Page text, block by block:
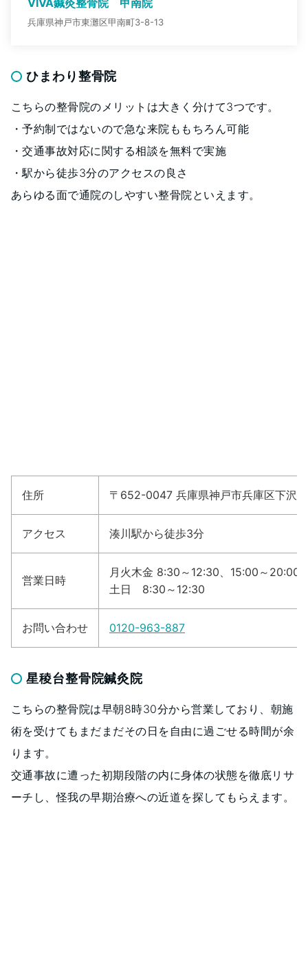
VIVA鍼灸整骨院 甲南院
兵庫県神戸市東灘区甲南町3-8-13
ひまわり整骨院
こちらの整骨院のメリットは大きく分けて3つです。
・予約制ではないので急な来院ももちろん可能
・交通事故対応に関する相談を無料で実施
・駅から徒歩3分のアクセスの良さ
あらゆる面で通院のしやすい整骨院といえます。
住所 〒652-0047 兵庫県神戸市兵庫区下沢
アクセス 湊川駅から徒歩3分
営業日時
月火木金 8:30～12:30、15:00～20:00
土日 8:30～12:30
お問い合わせ 0120-963-887
星稜台整骨院鍼灸院
こちらの整骨院は早朝8時30分から営業しており、朝施
術を受けてもまだまだその日を自由に過ごせる時間が余
ります。
交通事故に遭った初期段階の内に身体の状態を徹底リサ
ーチし、怪我の早期治療への近道を探してもらえます。